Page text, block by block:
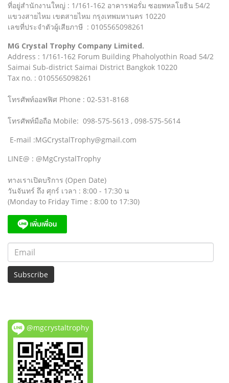
ที่อยู่สำนักงานใหญ่ : 1/161-162 อาคารฟอรั่ม ซอยพหลโยธิน 54/2
แขวงสายไหม เขตสายไหม กรุงเทพมหานคร 10220
เลขที่ประจำตัวผู้เสียภาษี : 0105565098261
MG Crystal Trophy Company Limited.
Address : 1/161-162 Forum Building Phaholyothin Road 54/2
Saimai Sub-district Saimai District Bangkok 10220
Tax no. : 0105565098261
โทรศัพท์ออฟฟิศ Phone : 02-531-8168
โทรศัพท์มือถือ Mobile: 098-575-5613 , 098-575-5614
E-mail :MGCrystalTrophy@gmail.com
LINE@ : @MgCrystalTrophy
ทางเราเปิดบริการ (Open Date)
วันจันทร์ ถึง ศุกร์ เวลา : 8:00 - 17:30 น
(Monday to Friday Time : 8:00 to 17:30)
Subscribe
@mgcrystaltrophy